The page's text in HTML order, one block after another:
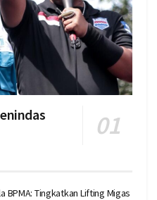
BPMA: Tingkatkan Lifting Migas